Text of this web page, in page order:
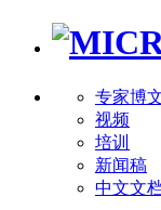
专家博
视频
培训
新闻稿
中文文